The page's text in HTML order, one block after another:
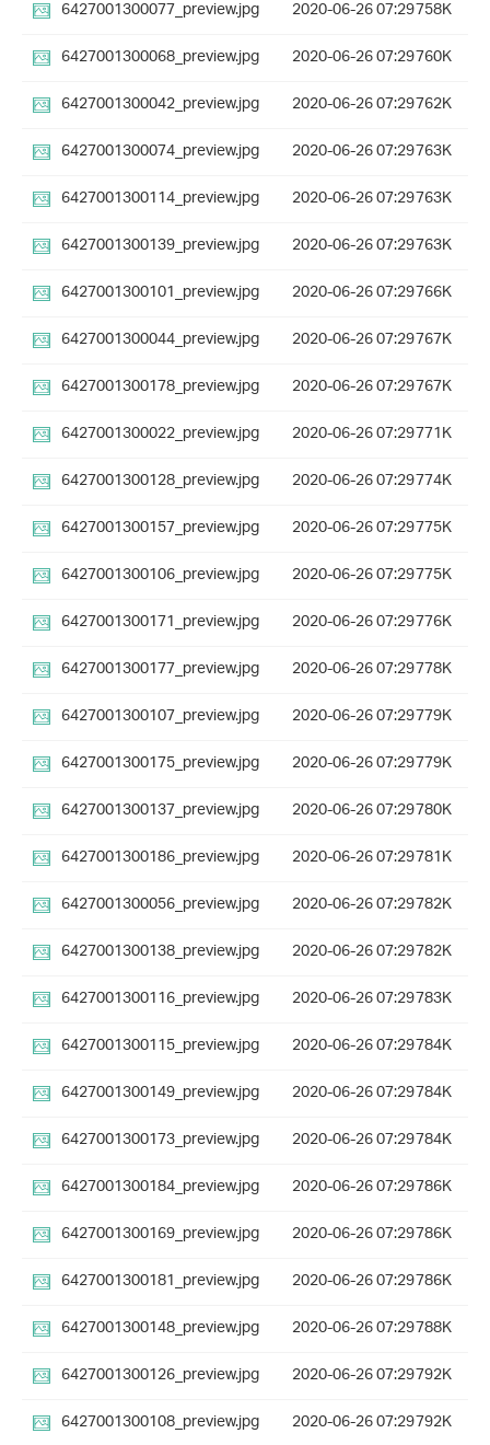
6427001300077_preview.jpg 2020-06-26 07:29758K
6427001300068_preview.jpg
2020-06-26 07:29760K
6427001300042_preview.jpg
2020-06-26 07:29762K
6427001300074_preview.jpg
2020-06-26 07:29763K
6427001300114_preview.jpg
2020-06-26 07:29763K
6427001300139_preview.jpg
2020-06-26 07:29763K
6427001300101_preview.jpg
2020-06-26 07:29766K
6427001300044_preview.jpg
2020-06-26 07:29767K
6427001300178_preview.jpg
2020-06-26 07:29767K
6427001300022_preview.jpg
2020-06-26 07:29771K
6427001300128_preview.jpg
2020-06-26 07:29774K
6427001300157_preview.jpg
2020-06-26 07:29775K
6427001300106_preview.jpg
2020-06-26 07:29775K
6427001300171_preview.jpg
2020-06-26 07:29776K
6427001300177_preview.jpg
2020-06-26 07:29778K
6427001300107_preview.jpg
2020-06-26 07:29779K
6427001300175_preview.jpg
2020-06-26 07:29779K
6427001300137_preview.jpg
2020-06-26 07:29780K
6427001300186_preview.jpg
2020-06-26 07:29781K
6427001300056_preview.jpg
2020-06-26 07:29782K
6427001300138_preview.jpg
2020-06-26 07:29782K
6427001300116_preview.jpg
2020-06-26 07:29783K
6427001300115_preview.jpg
2020-06-26 07:29784K
6427001300149_preview.jpg
2020-06-26 07:29784K
6427001300173_preview.jpg
2020-06-26 07:29784K
6427001300184_preview.jpg
2020-06-26 07:29786K
6427001300169_preview.jpg
2020-06-26 07:29786K
6427001300181_preview.jpg
2020-06-26 07:29786K
6427001300148_preview.jpg
2020-06-26 07:29788K
6427001300126_preview.jpg
2020-06-26 07:29792K
6427001300108_preview.jpg
2020-06-26 07:29792K